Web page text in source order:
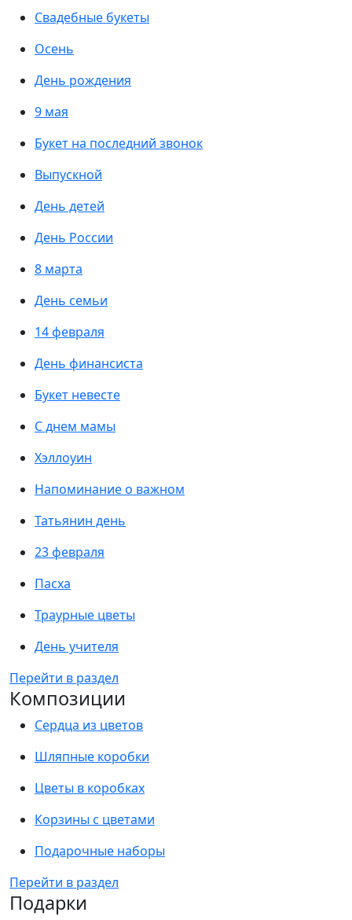
Свадебные букеты
Осень
День рождения
9 мая
Букет на последний звонок
Выпускной
День детей
День России
8 марта
День семьи
14 февраля
День финансиста
Букет невесте
С днем мамы
Хэллоуин
Напоминание о важном
Татьянин день
23 февраля
Пасха
Траурные цветы
День учителя
Перейти в раздел
Композиции
Сердца из цветов
Шляпные коробки
Цветы в коробках
Корзины с цветами
Подарочные наборы
Перейти в раздел
Подарки